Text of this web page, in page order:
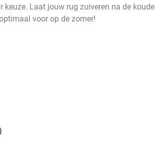
Laat jouw rug zuiveren na de koude
voor op de zomer!